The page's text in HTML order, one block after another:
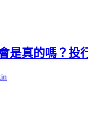
是真的嗎？投